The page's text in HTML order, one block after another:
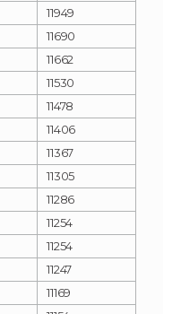
11949
11690
11662
11530
11478
11406
11367
11305
11286
11254
11254
11247
11169